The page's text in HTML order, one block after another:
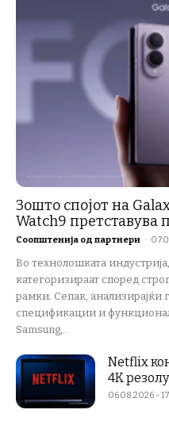
Зошто спојот на
Watch9 претставува
Соопштенија од партнери -
Во технолошката
категоризираат според
рамки. Сепак, анализирајќи
спецификации и
Samsung,...
Netflix
4K
06.08.2026 -